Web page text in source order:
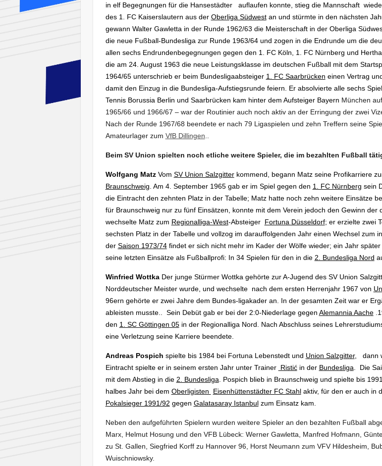
in elf Begegnungen für die Hansestädter auflaufen konnte, stieg die Mannschaft
des 1. FC Kaiserslautern aus der Oberliga Südwestan und stürmte in den nächsten
gewann Walter Gawletta in der Runde 1962/63 die Meisterschaft in der Oberliga
die neue Fußball-Bundesliga zur Runde 1963/64 und zogen in die Endrunde um die
allen sechs Endrundenbegegnungen gegen den 1. FC Köln, 1. FC Nürnberg und
die am 24. August 1963 die neue Leistungsklasse im deutschen Fußball mit dem
1964/65 unterschrieb er beim Bundesligaabsteiger 1. FC Saarbrücken einen Vertrag
damit den Einzug in die Bundesliga-Aufstiegsrunde feiern. Er absolvierte alle sechs
Tennis Borussia Berlin und Saarbrücken kam hinter dem Aufsteiger Bayern München
1965/66 und 1966/67 – war der Routinier auch noch aktiv an der Erringung der zwei
Nach der Runde 1967/68 beendete er nach 79 Ligaspielen und zehn Treffern seine
Amateurlager zum VfB Dillingen
Beim SV Union spielten noch etliche weitere Spieler, die im bezahlten Fußball
Wolfgang MatzVom SV Union Salzgitterkommend, begann Matz seine Profikarriere
Braunschweig . Am 4. September 1965 gab er im Spiel gegen den 1. FC Nürnberg sein
die Eintracht den zehnten Platz in der Tabelle; Matz hatte noch zehn weitere Einsätze
für Braunschweig nur zu fünf Einsätzen, konnte mit dem Verein jedoch den Gewinn
wechselte Matz zum Regionalliga-West-Absteiger Fortuna Düsseldorf; er erzielte zwei
sechsten Platz in der Tabelle und vollzog im darauffolgenden Jahr einen Wechsel zum
der Saison 1973/74findet er sich nicht mehr im Kader der Wölfe wieder; ein Jahr
seine letzten Einsätze als Fußballprofi: In 34 Spielen für den in die 2. Bundesliga Nord
Winfried WottkaDer junge Stürmer Wottka gehörte zur A-Jugend des SV Union
Norddeutscher Meister wurde, und wechselte nach dem ersten Herrenjahr 1967 von
96ern gehörte er zwei Jahre dem Bundes-ligakader an. In der gesamten Zeit war er
ableisten musste.. Sein Debüt gab er bei der 2:0-Niederlage gegen Alemannia Aache
den 1. SC Göttingen 05in der Regionalliga Nord. Nach Abschluss seines
eine Verletzung seine Karriere beendete.
Andreas Pospich spielte bis 1984 bei Fortuna Lebenstedt und Union Salzgitter, dann
Eintracht spielte er in seinem ersten Jahr unter Trainer Ristićin der Bundesliga . Die
mit dem Abstieg in die 2. Bundesliga . Pospich blieb in Braunschweig und spielte bis
halbes Jahr bei dem Oberligisten Eisenhüttenstädter FC Stahlaktiv, für den er auch in
Pokalsieger 1991/92 gegen Galatasaray Istanbulzum Einsatz kam.
Neben den aufgeführten Spielern wurden weitere Spieler an den bezahlten Fußball
Marx, Helmut Hosung und den VFB Lübeck: Werner Gawletta, Manfred Hofmann,
zu St. Gallen, Siegfried Korff zu Hannover 96, Horst Neumann zum VFV Hildesheim,
Wuischniowsky.